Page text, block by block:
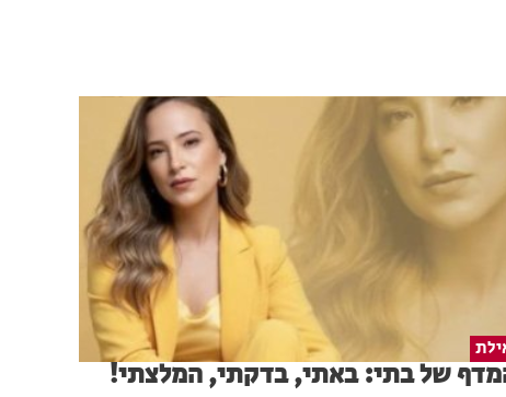
של בתי: באתי, בדקתי, המלצתי!